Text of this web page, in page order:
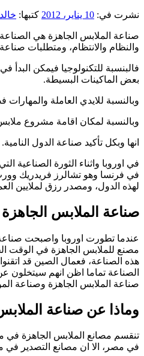
نشرت في: 10 يناير، 2012 كتبها:
صناعة الملابس الجاهزة هي
والنظام والانتظام، ومتطلبات
فالبنسبة للتكنولوجيا فيمكن
بعض الماكينات البسيطة.
وبالنسبة للايدي العاملة
وبالنسبة لمكان اقامة مشروع
انها وبكل تأكيد صناعة الدول النامية.
في اوروبا واثناء الثورة
في فرنسا وهو تشالرز فريدريك
لهذه الدول، ومصدر رزق لملايين
صناعة الملابس الجاهزة
عندما تطورت اوروبا واصبحت صناعة
مصنع للملابس الجاهزة في الوقت
هذه الصناعة، فعمال الصين قد
الصناعة تماما اظن انهم سيتخلون
صناعة الملابس الجاهزة وصناعة
وماذا عن صناعة
تنقسم مصانع الملابس الجاهزة في
في مصر، الا ان مصانع التصدير في